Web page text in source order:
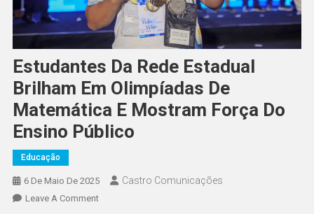
Estudantes Da Rede Estadual
Brilham Em Olimpíadas De
Matemática E Mostram Força Do
Ensino Público
Educação
6 De Maio De 2025 Castro Comunicações
Leave A Comment